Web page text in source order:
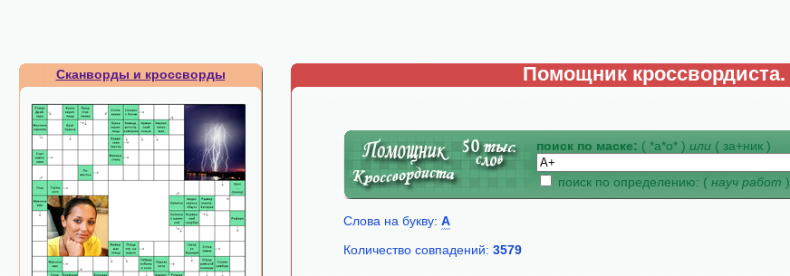
Сканворды и кроссворды Помощник кроссвордиста.
поиск по маске: ( *а*о* ) или ( за+ник )
поиск по определению: ( науч работ )
Слова на букву: А
Количество совпадений: 3579